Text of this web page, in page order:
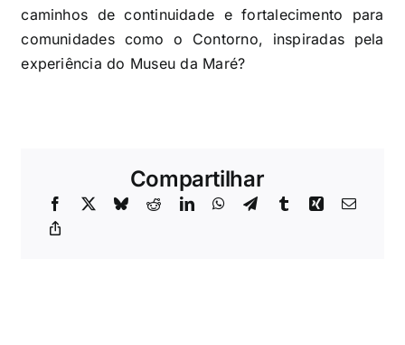
caminhos de continuidade e fortalecimento para
comunidades como o Contorno, inspiradas pela
experiência do Museu da Maré?
Compartilhar